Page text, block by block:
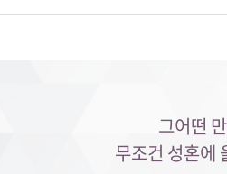
그어떤
무조건 성혼에